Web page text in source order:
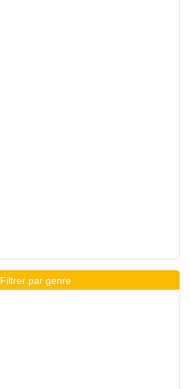
Filtrer par genre